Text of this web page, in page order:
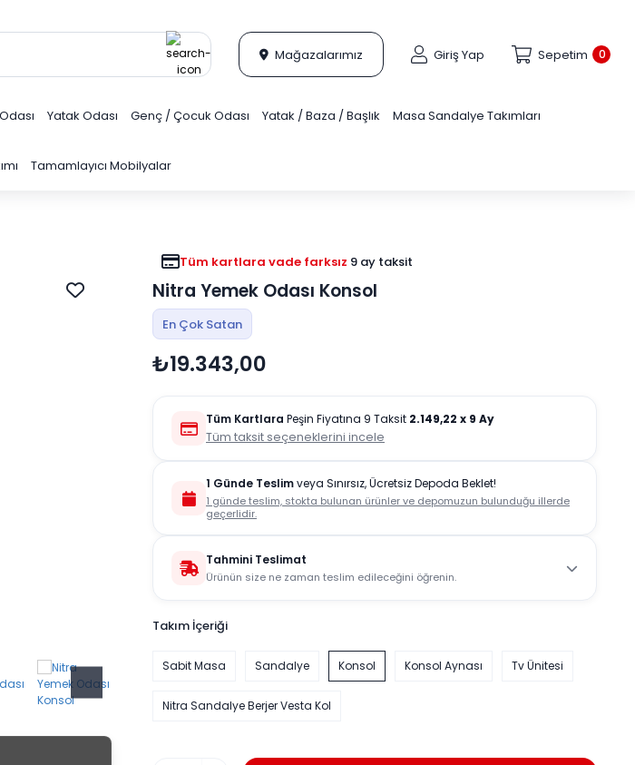
Mağazalarımız Giriş Yap 0
Sepetim
Yatak Odası Genç / Çocuk Odası Yatak / Baza / Başlık Masa Sandalye Takımları
Tamamlayıcı Mobilyalar
Tüm kartlara vade farksız 9 ay taksit
Nitra Yemek Odası Konsol
En Çok Satan
₺19.343,00
Tüm Kartlara Peşin Fiyatına 9 Taksit 2.149,22 x 9 Ay
Tüm taksit seçeneklerini incele
1 Günde Teslimveya Sınırsız, Ücretsiz Depoda Beklet!
1 günde teslim, stokta bulunan ürünler ve depomuzun bulunduğu illerde
geçerlidir.
Tahmini Teslimat
Ürünün size ne zaman teslim edileceğini öğrenin.
Takım İçeriği
Sabit Masa Sandalye Konsol Konsol Aynası Tv Ünitesi
Nitra Sandalye Berjer Vesta Kol